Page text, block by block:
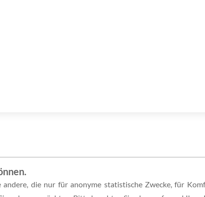
die nur für anonyme statistische Zwecke, für